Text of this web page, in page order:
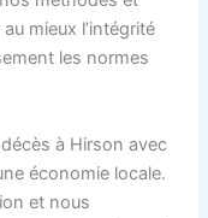
mieux l’intégrité
les normes
à Hirson avec
économie locale.
et nous